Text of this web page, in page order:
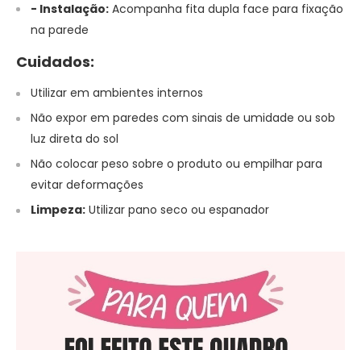
- Instalação: Acompanha fita dupla face para fixação
na parede
Cuidados:
Utilizar em ambientes internos
Não expor em paredes com sinais de umidade ou sob
luz direta do sol
Não colocar peso sobre o produto ou empilhar para
evitar deformações
Limpeza: Utilizar pano seco ou espanador